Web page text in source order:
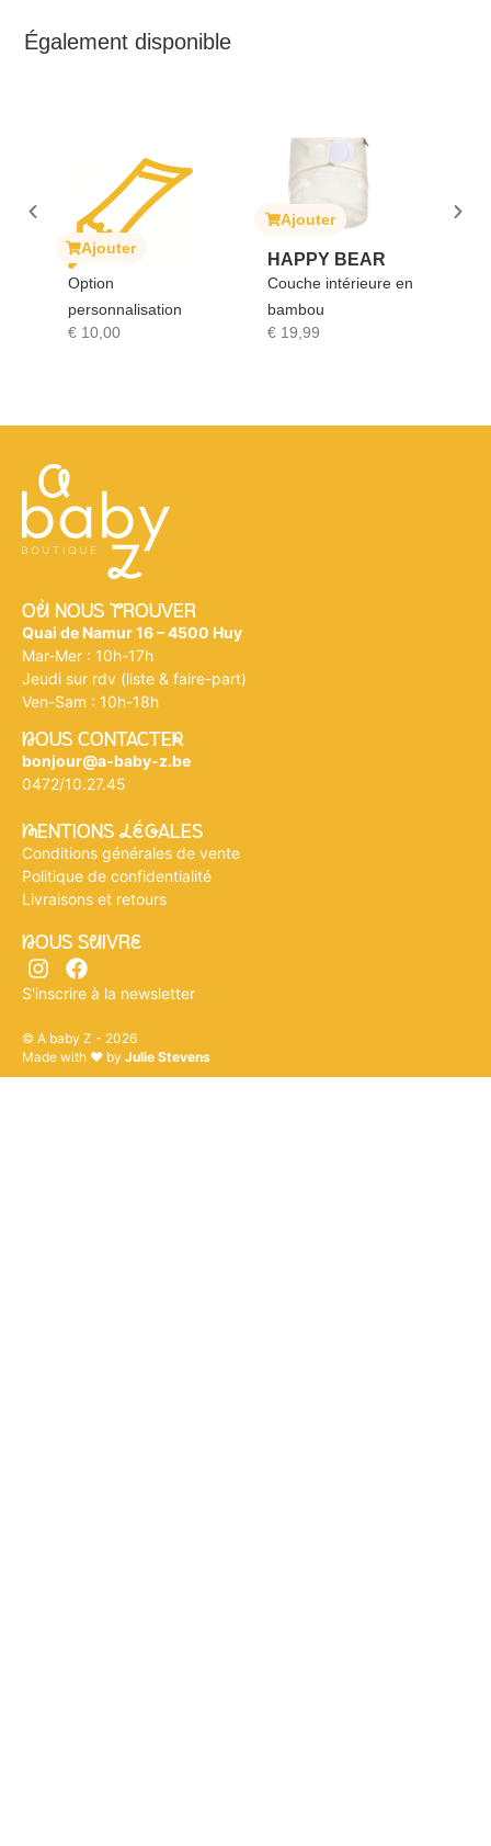
Également disponible
Ajouter
Option
personnalisation
10,00
Ajouter
HAPPY BEAR
Couche intérieure en
bambou
19,99
Où NOUS tROUVER
Quai de Namur 16 – 4500 Huy
Mar-Mer : 10h-17h
Jeudi sur rdv (liste & faire-part)
Ven-Sam : 10h-18h
nOUS CONTACTEr
bonjour@a-baby-z.be
0472/10.27.45
mENTIONS légALES
Conditions générales de vente
Politique de confidentialité
Livraisons et retours
nOUS SuIVRe
S'inscrire à la newsletter
© A baby Z - 2026
Made with ♥ by Julie Stevens